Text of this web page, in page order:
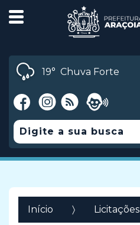
19° Chuva Forte
Início Licitações